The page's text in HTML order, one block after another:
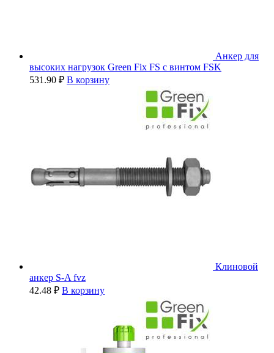
Анкер для
высоких нагрузок Green Fix FS с винтом FSK
531.90 ₽ В корзину
Клиновой
анкер S-A fvz
42.48 ₽ В корзину